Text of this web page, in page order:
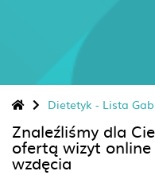
Dietetyk - Lista
Znaleźliśmy dla
ofertą wizyt
wzdęcia